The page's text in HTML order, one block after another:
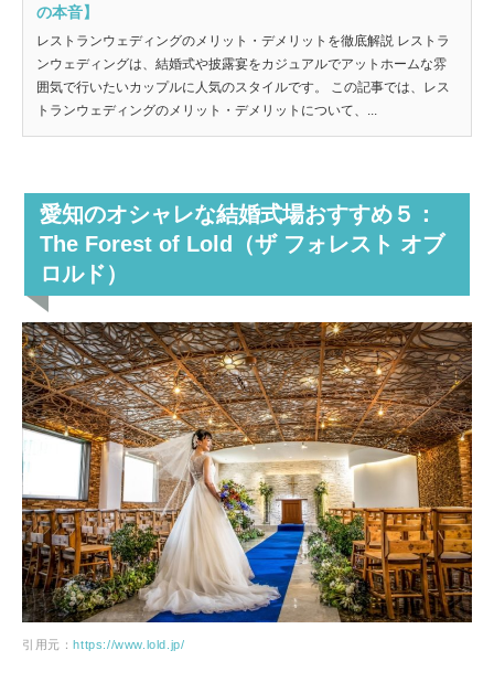
の本音】
レストランウェディングのメリット・デメリットを徹底解説 レストラ
ンウェディングは、結婚式や披露宴をカジュアルでアットホームな雰
囲気で行いたいカップルに人気のスタイルです。 この記事では、レス
トランウェディングのメリット・デメリットについて、...
愛知のオシャレな結婚式場おすすめ５：
The Forest of Lold（ザ フォレスト オブ
ロルド）
引用元： https://www.lold.jp/